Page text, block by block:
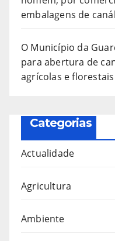
embalagens de
O Município da
para abertura de
agrícolas e florestais
Categorias
Actualidade
Agricultura
Ambiente